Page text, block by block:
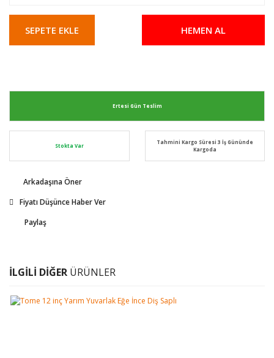
SEPETE EKLE HEMEN AL
Ertesi Gün Teslim
Stokta Var
Tahmini Kargo Süresi 3 İş Gününde
Kargoda
Arkadaşına Öner
Fiyatı Düşünce Haber Ver
Paylaş
İLGİLİ DİĞER ÜRÜNLER